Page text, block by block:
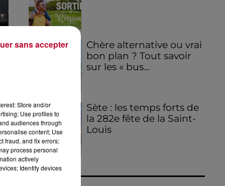
Chère alternative ou vrai
bon plan ? Tout savoir
sur les « bus...
Sète : les temps forts de
la 282e fête de la Saint-
Louis
Store and/or
Use profiles to
audiences through
content; Use
fraud, and fix errors;
process personal
actively
Identify devices
sans accepter